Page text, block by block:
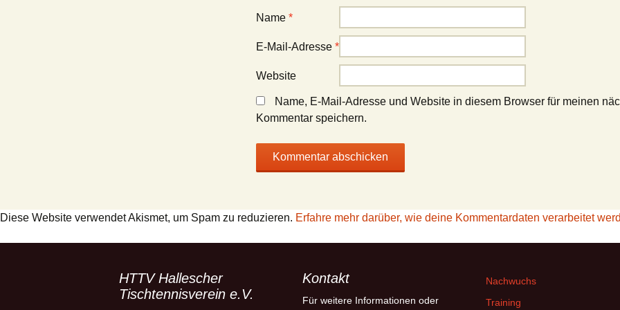
Name *
E-Mail-Adresse *
Website
Name, E-Mail-Adresse und Website in diesem Browser für meinen
Kommentar speichern.
Diese Website verwendet Akismet, um Spam zu reduzieren. Erfahre mehr darüber, wie deine Kommentardaten verarbeitet
HTTV Hallescher
Tischtennisverein e.V.
Kontakt
Für weitere Informationen oder
Nachwuchs
Training